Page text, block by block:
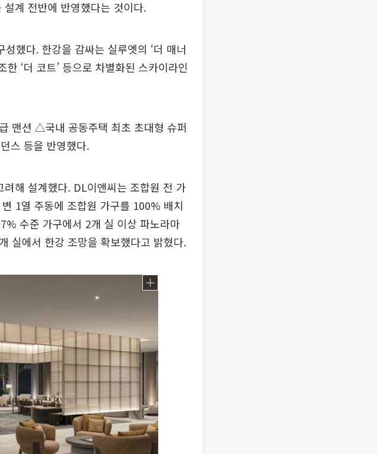
계 전반에 반영했다는 것이다.
했다. 한강을 감싸는 실루엣의 ‘더 매너
한 ‘더 코트’ 등으로 차별화된 스카이라인
맨션 △국내 공동주택 최초 초대형 슈퍼
스 등을 반영했다.
해 설계했다. DL이앤씨는 조합원 전 가
1열 주동에 조합원 가구를 100% 배치
수준 가구에서 2개 실 이상 파노라마
실에서 한강 조망을 확보했다고 밝혔다.